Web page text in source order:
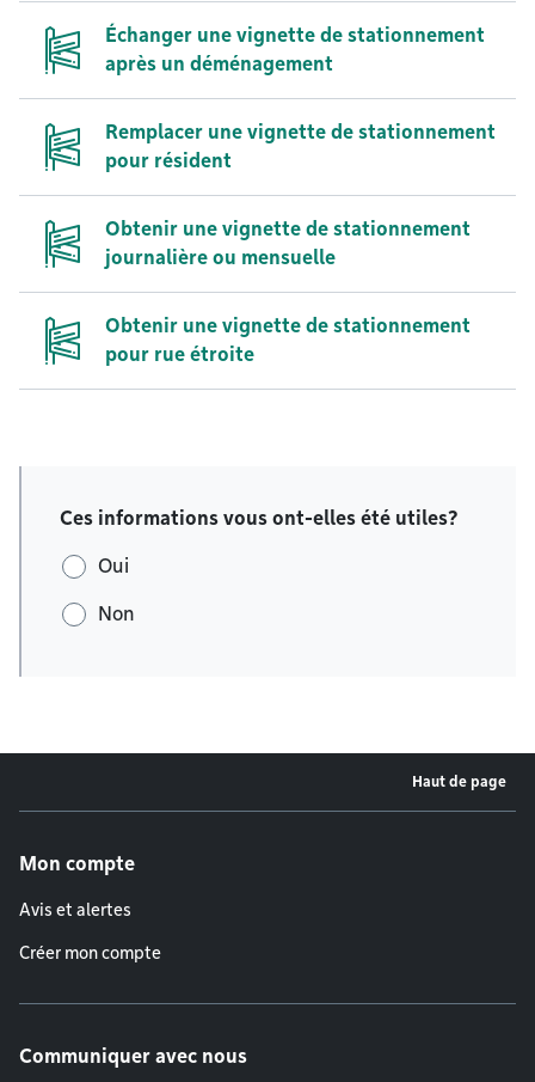
Échanger une vignette de stationnement
après un déménagement
Remplacer une vignette de stationnement
pour résident
Obtenir une vignette de stationnement
journalière ou mensuelle
Obtenir une vignette de stationnement
pour rue étroite
Ces informations vous ont-elles été utiles?
Oui
Non
Haut de page
Mon compte
Avis et alertes
Créer mon compte
Communiquer avec nous